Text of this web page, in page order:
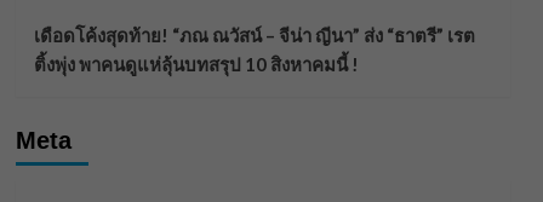
เดือดโค้งสุดท้าย! “ภณ ณวัสน์ – จีน่า ญีนา” ส่ง “ธาตรี” เรต
ติ้งพุ่ง พาคนดูแห่ลุ้นบทสรุป 10 สิงหาคมนี้ !
Meta